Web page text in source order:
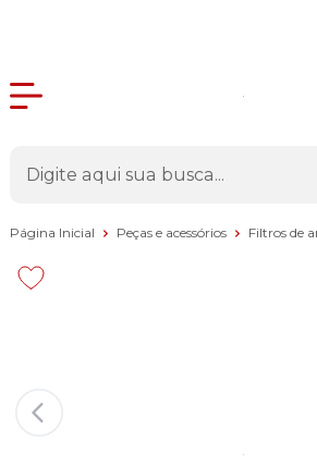
Página Inicial Peças e acessórios Filtros de